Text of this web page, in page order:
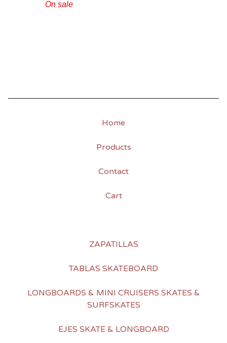
On sale
Home
Products
Contact
Cart
ZAPATILLAS
TABLAS SKATEBOARD
LONGBOARDS & MINI CRUISERS SKATES &
SURFSKATES
EJES SKATE & LONGBOARD